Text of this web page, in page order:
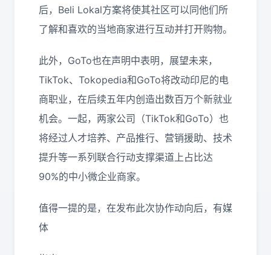
后，Beli Lokal方案将使其社区可以同他们所
了解和喜欢的当地商家进行互动并打开购物。
此外，GoTo也在声明中表明，展望未来，
TikTok、Tokopedia和GoTo将改动印尼的电
商职业，在后续五年内创造出数百万个新就业
机会。一起，两家公司（TikTok和GoTo）也
将经过人才培养、产品推行、营销援助、技术
提升等一系列联合行动支撑渠道上占比达
90%的中小微企业商家。
值得一提的是，在发布此次协作动向后，有媒
体